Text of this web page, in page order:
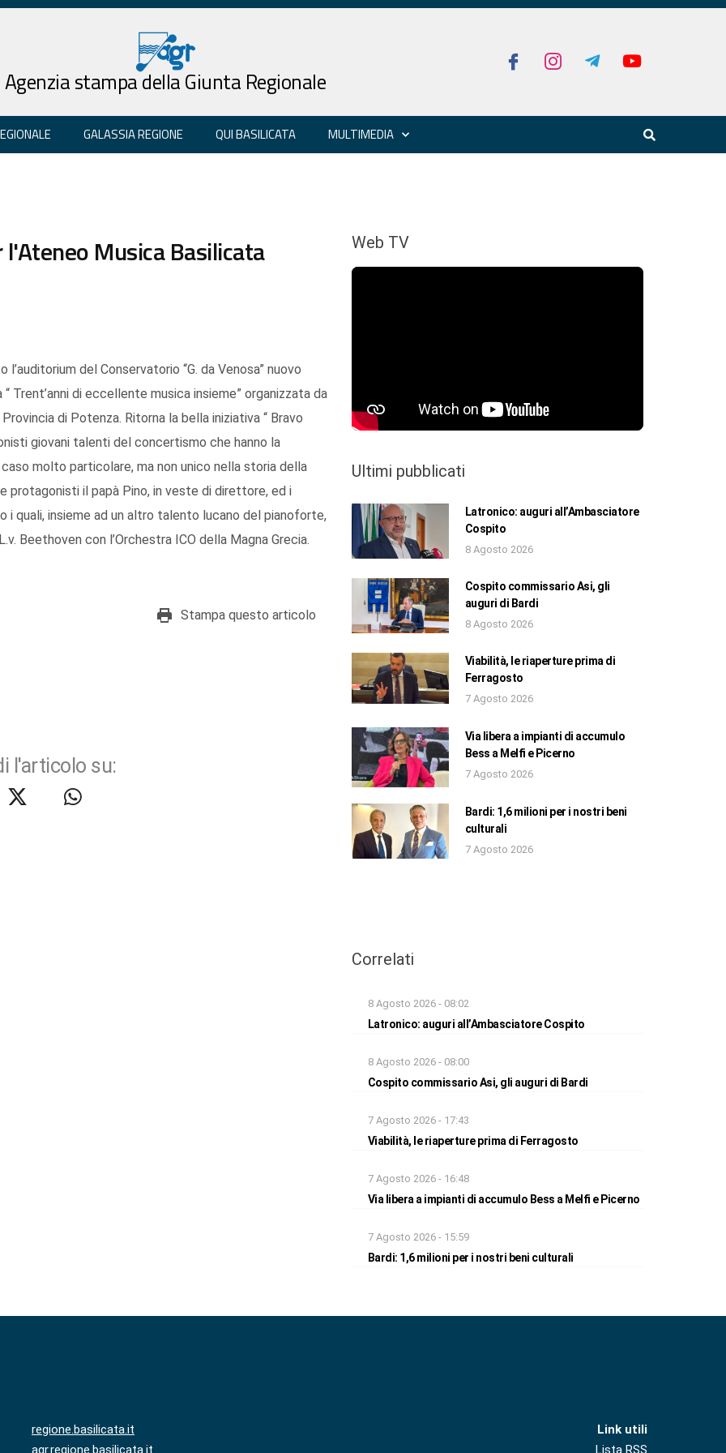
Agenzia stampa della Giunta Regionale
GALASSIA REGIONE QUI BASILICATA MULTIMEDIA
Musica Basilicata
del Conservatorio “G. da Venosa” nuovo
Trent’anni di eccellente musica insieme” organizzata da
di Potenza. Ritorna la bella iniziativa “ Bravo
giovani talenti del concertismo che hanno la
molto particolare, ma non unico nella storia della
protagonisti il papà Pino, in veste di direttore, ed i
i quali, insieme ad un altro talento lucano del pianoforte,
Beethoven con l’Orchestra ICO della Magna Grecia.
Stampa questo articolo
l'articolo su:
Web TV
Ultimi pubblicati
Latronico: auguri all’Ambasciatore
Cospito
8 Agosto 2026
Cospito commissario Asi, gli
auguri di Bardi
8 Agosto 2026
Viabilità, le riaperture prima di
Ferragosto
7 Agosto 2026
Via libera a impianti di accumulo
Bess a Melfi e Picerno
7 Agosto 2026
Bardi: 1,6 milioni per i nostri beni
culturali
7 Agosto 2026
Correlati
8 Agosto 2026 - 08:02
Latronico: auguri all’Ambasciatore Cospito
8 Agosto 2026 - 08:00
Cospito commissario Asi, gli auguri di Bardi
7 Agosto 2026 - 17:43
Viabilità, le riaperture prima di Ferragosto
7 Agosto 2026 - 16:48
Via libera a impianti di accumulo Bess a Melfi e Picerno
7 Agosto 2026 - 15:59
Bardi: 1,6 milioni per i nostri beni culturali
regione.basilicata.it
agr.regione.basilicata.it
Link utili
Lista RSS